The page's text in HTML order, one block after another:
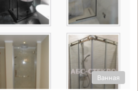
Ванная